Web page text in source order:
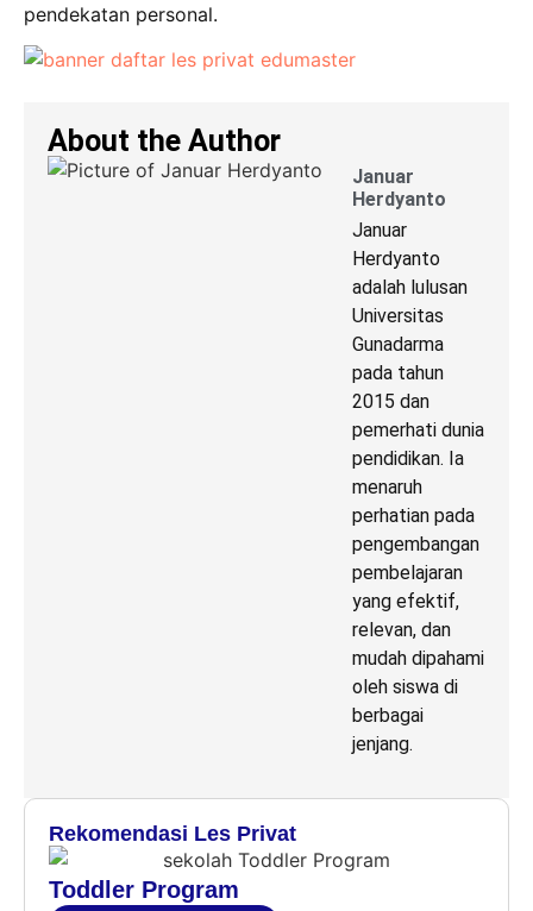
pendekatan personal.
About the Author
Januar
Herdyanto
Januar
Herdyanto
adalah lulusan
Universitas
Gunadarma
pada tahun
2015 dan
pemerhati dunia
pendidikan. Ia
menaruh
perhatian pada
pengembangan
pembelajaran
yang efektif,
relevan, dan
mudah dipahami
oleh siswa di
berbagai
jenjang.
Rekomendasi Les Privat
Toddler Program